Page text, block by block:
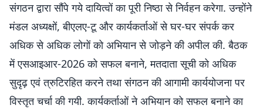
संगठन द्वारा सौंपे गये दायित्वों का पूरी निष्ठा से निर्वहन करेगा. उन्होंने
मंडल अध्यक्षों, बीएलए-टू और कार्यकर्ताओं से घर-घर संपर्क कर
अधिक से अधिक लोगों को अभियान से जोड़ने की अपील की. बैठक
में एसआइआर-2026 को सफल बनाने, मतदाता सूची को अधिक
सुदृढ़ एवं त्रुटिरहित करने तथा संगठन की आगामी कार्ययोजना पर
विस्तृत चर्चा की गयी. कार्यकर्ताओं ने अभियान को सफल बनाने का